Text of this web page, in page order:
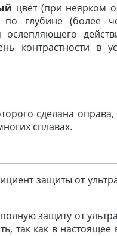
цвет (при неярком
по глубине (более
ослепляющего
контрастности в
сделана
сплавах.
защиты от
защиту от
так как в